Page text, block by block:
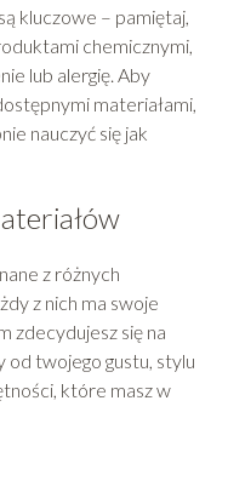
kluczowe – pamiętaj,
chemicznymi,
lub alergię. Aby
materiałami,
nauczyć się jak
z różnych
z nich ma swoje
zdecydujesz się na
twojego gustu, stylu
które masz w